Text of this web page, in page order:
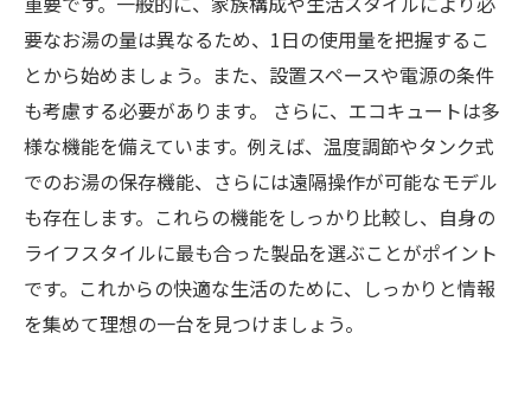
要なお湯の量は異なるため、1日の使用量を把握するこ
とから始めましょう。また、設置スペースや電源の条件
も考慮する必要があります。 さらに、エコキュートは多
様な機能を備えています。例えば、温度調節やタンク式
でのお湯の保存機能、さらには遠隔操作が可能なモデル
も存在します。これらの機能をしっかり比較し、自身の
ライフスタイルに最も合った製品を選ぶことがポイント
です。これからの快適な生活のために、しっかりと情報
を集めて理想の一台を見つけましょう。